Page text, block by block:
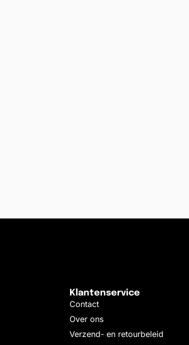
Klantenservice
Contact
Over ons
Verzend- en retourbeleid